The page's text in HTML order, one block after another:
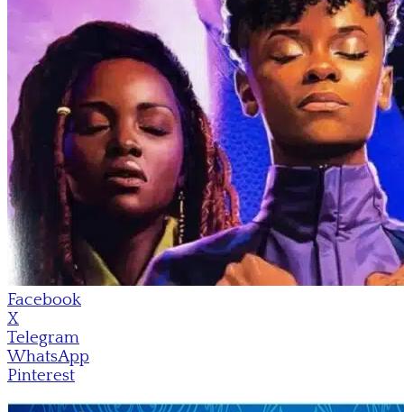
Facebook
X
Telegram
WhatsApp
Pinterest